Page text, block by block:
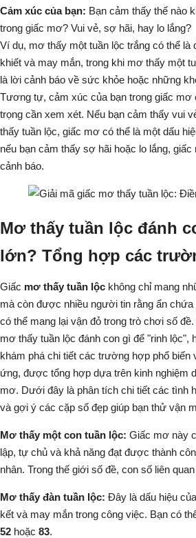
Cảm xúc của bạn: Bạn cảm thấy thế nào
trong giấc mơ? Vui vẻ, sợ hãi, hay lo lắng?
Ví dụ, mơ thấy một tuần lộc trắng có thể là
khiết và may mắn, trong khi mơ thấy một
là lời cảnh báo về sức khỏe hoặc những
Tương tự, cảm xúc của bạn trong giấc mơ
trọng cần xem xét. Nếu bạn cảm thấy vui
thấy tuần lộc, giấc mơ có thể là một dấu
nếu bạn cảm thấy sợ hãi hoặc lo lắng,
cảnh báo.
Mơ thấy tuần lộc đánh
lớn? Tổng hợp các
Giấc mơ thấy tuần lộc không chỉ mang
mà còn được nhiều người tin rằng ẩn
có thể mang lại vận đỏ trong trò chơi số
mơ thấy tuần lộc đánh con gì để "rinh lộc",
khám phá chi tiết các trường hợp phổ
ứng, được tổng hợp dựa trên kinh nghiệm
mơ. Dưới đây là phân tích chi tiết các tình
và gợi ý các cặp số đẹp giúp bạn thử vận
Mơ thấy một con tuần lộc: Giấc mơ này
lập, tự chủ và khả năng đạt được thành
nhân. Trong thế giới số đề, con số liên
Mơ thấy đàn tuần lộc: Đây là dấu hiệu
kết và may mắn trong công việc. Bạn có
52 hoặc 83.